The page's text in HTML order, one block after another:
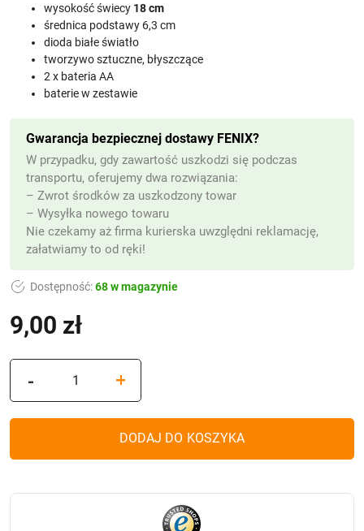
9,00 zł
wysokość świecy 18 cm
średnica podstawy 6,3 cm
dioda białe światło
tworzywo sztuczne, błyszczące
2 x bateria AA
baterie w zestawie
Dostępność:68 w magazynie
Gwarancja bezpiecznej dostawy FENIX?
W przypadku, gdy zawartość uszkodzi się podczas
transportu, oferujemy dwa rozwiązania:
– Zwrot środków za uszkodzony towar
– Wysyłka nowego towaru
Nie czekamy aż firma kurierska uwzględni reklamację,
załatwiamy to od ręki!
-
Świeca
zniczy
+
DODAJ DO KOSZYKA